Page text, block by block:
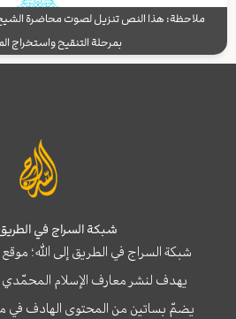
ملاحظة: هذا النص تنزيل لصوت محاضرة
بمرحلة التنقيح واستخراج
شبكة السراج في الطريق
شبكة السراج في الطريق إلى الله؛ موقع
يهدف لنشر معارف الإسلام المحمّدي
يضمّ بساتين من المحتوى الهادف في